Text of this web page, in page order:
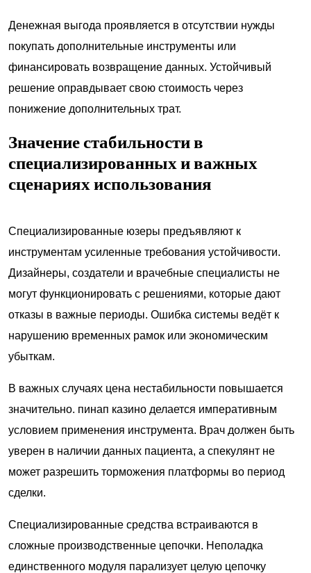
Денежная выгода проявляется в отсутствии нужды
покупать дополнительные инструменты или
финансировать возвращение данных. Устойчивый
решение оправдывает свою стоимость через
понижение дополнительных трат.
Значение стабильности в
специализированных и важных
сценариях использования
Специализированные юзеры предъявляют к
инструментам усиленные требования устойчивости.
Дизайнеры, создатели и врачебные специалисты не
могут функционировать с решениями, которые дают
отказы в важные периоды. Ошибка системы ведёт к
нарушению временных рамок или экономическим
убыткам.
В важных случаях цена нестабильности повышается
значительно. пинап казино делается императивным
условием применения инструмента. Врач должен быть
уверен в наличии данных пациента, а спекулянт не
может разрешить торможения платформы во период
сделки.
Специализированные средства встраиваются в
сложные производственные цепочки. Неполадка
единственного модуля парализует целую цепочку